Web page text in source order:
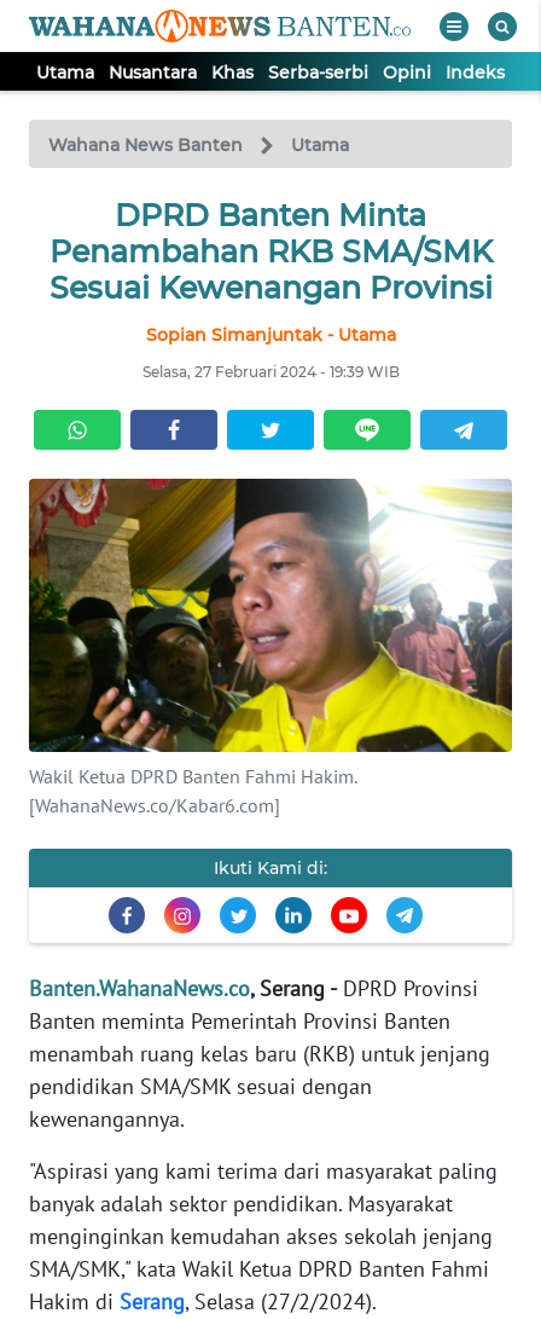
Utama Nusantara Khas Serba-serbi Opini Indeks
Wahana News Banten Utama
DPRD Banten Minta
Penambahan RKB SMA/SMK
Sesuai Kewenangan Provinsi
Sopian Simanjuntak - Utama
Selasa, 27 Februari 2024 - 19:39 WIB
Wakil Ketua DPRD Banten Fahmi Hakim.
[WahanaNews.co/Kabar6.com]
Ikuti Kami di:
Banten.WahanaNews.co, Serang -DPRD Provinsi
Banten meminta Pemerintah Provinsi Banten
menambah ruang kelas baru (RKB) untuk jenjang
pendidikan SMA/SMK sesuai dengan
kewenangannya.
"Aspirasi yang kami terima dari masyarakat paling
banyak adalah sektor pendidikan. Masyarakat
menginginkan kemudahan akses sekolah jenjang
SMA/SMK," kata Wakil Ketua DPRD Banten Fahmi
Hakim di Serang, Selasa (27/2/2024).
TV
Tutup
NUSANTARA
SERBA-
SERBI
OPINI
Informasi
INDEKS
BERITA
KONTAK
KAMI
INFO
TENTANG
PEDOMAN
MEDIA
SIBER
REDAKSI
KARIR
DISCLAIMER
Wahana
News